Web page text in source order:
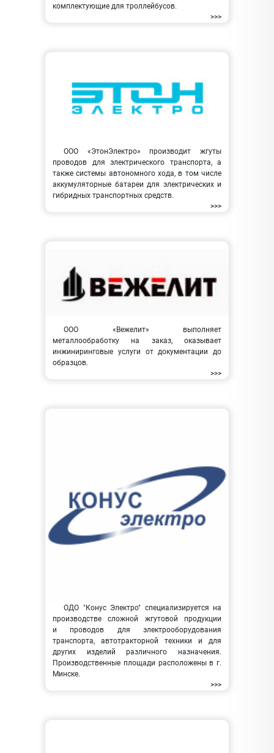
комплектующие для троллейбусов.
>>>
ООО «ЭтонЭлектро» производит жгуты
проводов для электрического транспорта, а
также системы автономного хода, в том числе
аккумуляторные батареи для электрических и
гибридных транспортных средств.
>>>
ООО «Вежелит» выполняет
металлообработку на заказ, оказывает
инжиниринговые услуги от документации до
образцов.
>>>
ОДО "Конус Электро" специализируется на
производстве сложной жгутовой продукции
и проводов для электрооборудования
транспорта, автотракторной техники и для
других изделий различного назначения.
Производственные площади расположены в г.
Минске.
>>>